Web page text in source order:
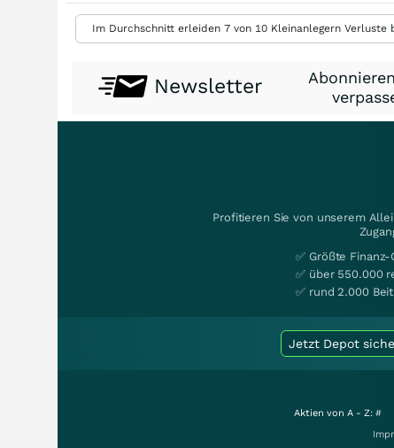
Im Durchschnitt erleiden 7 von 10 Kleinanlegern
Newsletter
Profitieren Sie von unserem
✅ Größte
✅ über 550.000
✅ rund 2.000
Jetzt Depot
Aktien von A - Z: #